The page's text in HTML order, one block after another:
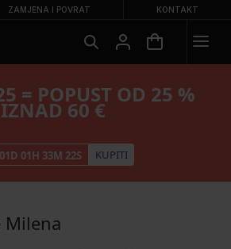
ZAMJENA I POVRAT KONTAKT
= POPUST OD 25 %
IZNAD 60 €
01D 01H 33M 21S KUPITI
Milena